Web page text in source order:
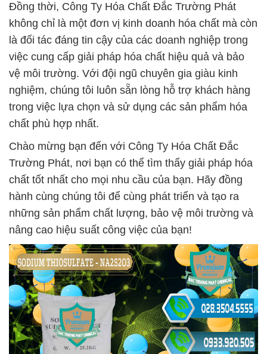
Đồng thời, Công Ty Hóa Chất Đắc Trường Phát
không chỉ là một đơn vị kinh doanh hóa chất mà còn
là đối tác đáng tin cậy của các doanh nghiệp trong
việc cung cấp giải pháp hóa chất hiệu quả và bảo
vệ môi trường. Với đội ngũ chuyên gia giàu kinh
nghiệm, chúng tôi luôn sẵn lòng hỗ trợ khách hàng
trong việc lựa chọn và sử dụng các sản phẩm hóa
chất phù hợp nhất.
Chào mừng bạn đến với Công Ty Hóa Chất Đắc
Trường Phát, nơi bạn có thể tìm thấy giải pháp hóa
chất tốt nhất cho mọi nhu cầu của bạn. Hãy đồng
hành cùng chúng tôi để cùng phát triển và tạo ra
những sản phẩm chất lượng, bảo vệ môi trường và
nâng cao hiệu suất công việc của bạn!